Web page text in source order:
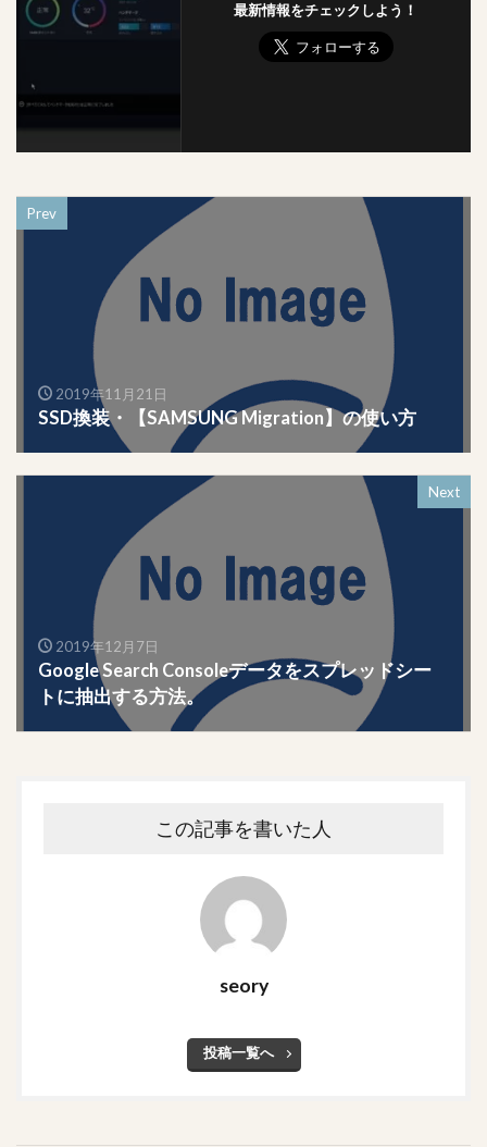
最新情報をチェックしよう！
Prev
2019年11月21日
SSD換装・【SAMSUNG Migration】の使い方
Next
2019年12月7日
Google Search Consoleデータをスプレッドシー
トに抽出する方法。
この記事を書いた人
seory
投稿一覧へ